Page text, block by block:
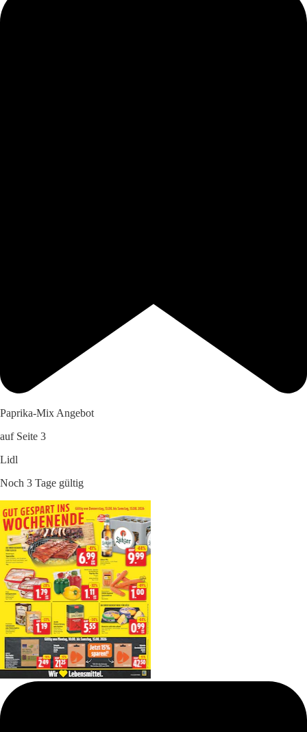
Paprika-Mix Angebot
auf Seite 3
Lidl
Noch 3 Tage gültig